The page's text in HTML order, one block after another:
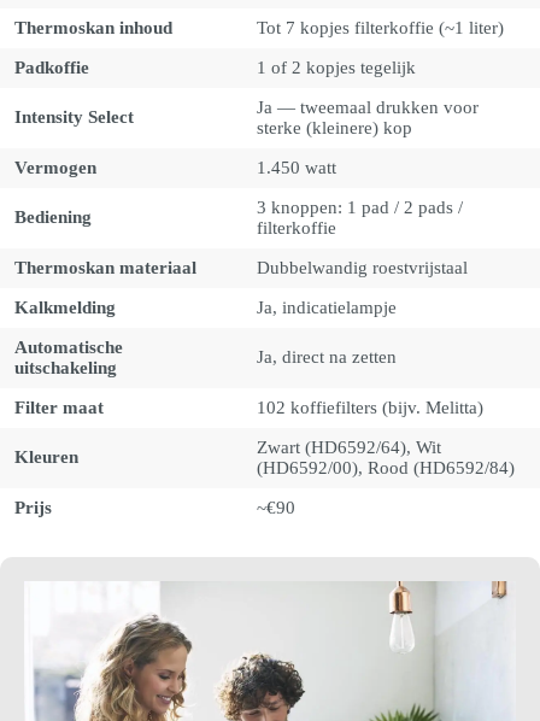
Thermoskan inhoud Tot 7 kopjes filterkoffie (~1 liter)
Padkoffie 1 of 2 kopjes tegelijk
Intensity Select
Ja — tweemaal drukken voor
sterke (kleinere) kop
Vermogen 1.450 watt
Bediening
3 knoppen: 1 pad / 2 pads /
filterkoffie
Thermoskan materiaal Dubbelwandig roestvrijstaal
Kalkmelding Ja, indicatielampje
Automatische
uitschakeling
Ja, direct na zetten
Filter maat 102 koffiefilters (bijv. Melitta)
Kleuren
Zwart (HD6592/64), Wit
(HD6592/00), Rood (HD6592/84)
Prijs ~€90